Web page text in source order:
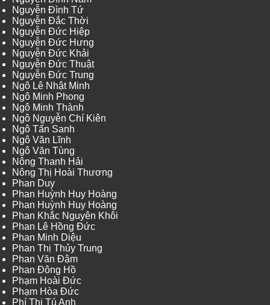
Nguyễn Đình Tứ
Nguyễn Đắc Thời
Nguyễn Đức Hiệp
Nguyễn Đức Hưng
Nguyễn Đức Khải
Nguyễn Đức Thuật
Nguyễn Đức Trung
Ngô Lê Nhật Minh
Ngô Minh Phong
Ngô Minh Thành
Ngô Nguyễn Chí Kiên
Ngô Tấn Sanh
Ngô Văn Lĩnh
Ngô Văn Tùng
Nông Thanh Hải
Nông Thị Hoài Thương
Phan Duy
Phan Huỳnh Huy Hoàng
Phan Huỳnh Huy Hoàng
Phan Khắc Nguyên Khôi
Phan Lê Hồng Đức
Phan Minh Diệu
Phan Thị Thủy Trung
Phan Văn Đậm
Phan Đông Hồ
Phạm Hoài Đức
Phạm Hòa Đức
Phí Thị Tú Anh